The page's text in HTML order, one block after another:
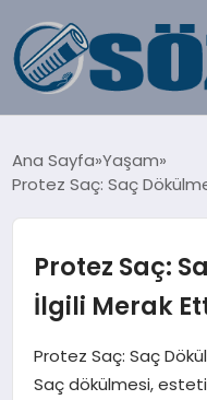
MAGAZIN
EKONOMI
Ana Sayfa Yaşam
Protez Saç: Saç
Protez Saç:
İlgili Merak
Protez Saç: Saç
Saç dökülmesi,